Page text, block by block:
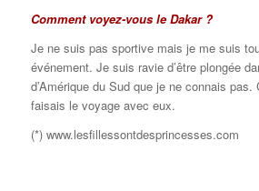
Comment voyez-vous le Dakar ?
Je ne suis pas sportive mais je me suis
événement. Je suis ravie d’être plongée
d’Amérique du Sud que je ne connais pas.
faisais le voyage avec eux.
(*) www.lesfillessontdesprincesses.com